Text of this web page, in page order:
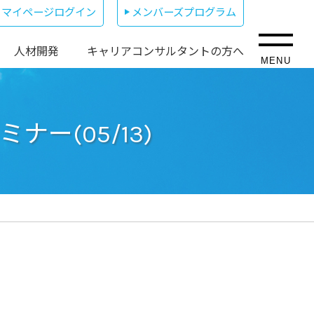
マイページログイン メンバーズプログラム
人材開発 キャリアコンサルタントの方へ
MENU
ナー(05/13)